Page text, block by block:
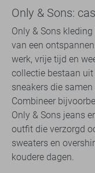
Only & Sons:
Only & Sons
van een
werk, vrije tijd en
collectie bestaan
sneakers die
Combineer
Only & Sons jeans
outfit die verzorgd
sweaters en
koudere dagen.